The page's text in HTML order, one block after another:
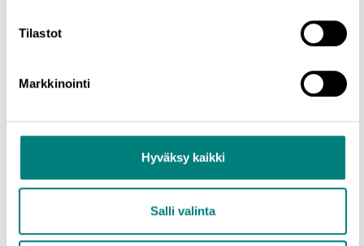
Tilastot
Markkinointi
Hyväksy kaikki
Salli valinta
monipuolisesti niiden tarvitsemia palveluita. Samalla kehitetään
myös hubin jäsenten omaa toimintaa. Toimivan verkoston
kansanedustaja Eeva Kalli.
TEM:n TKI-tiekartassa kuvattujen strategisten
kehittämiskohteiden toimenpiteet, kuten yliopisto- ja
yliopistokeskuskaupunkien kanssa solmitut
ekosysteemisopimukset, tukevat hyvin EDIH-organisaatioiden
toiminnalle asetettuja tavoitteita. EDIH-organisaatiot ovat
myös keskeinen työkalu TEM:n Tekoäly 4.0 -ohjelman
käytännöntason toteutuksessa.